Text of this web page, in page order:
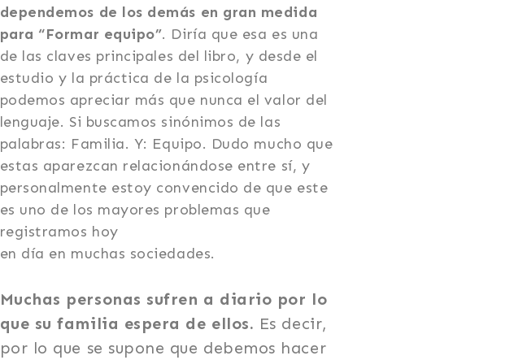
dependemos de los demás en gran medida
para “Formar equipo”. Diría que esa es una
de las claves principales del libro, y desde el
estudio y la práctica de la psicología
podemos apreciar más que nunca el valor del
lenguaje. Si buscamos sinónimos de las
palabras: Familia. Y: Equipo. Dudo mucho que
estas aparezcan relacionándose entre sí, y
personalmente estoy convencido de que este
es uno de los mayores problemas que
registramos hoy
en día en muchas sociedades.
Muchas personas sufren a diario por lo
que su familia espera de ellos. Es decir,
por lo que se supone que debemos hacer